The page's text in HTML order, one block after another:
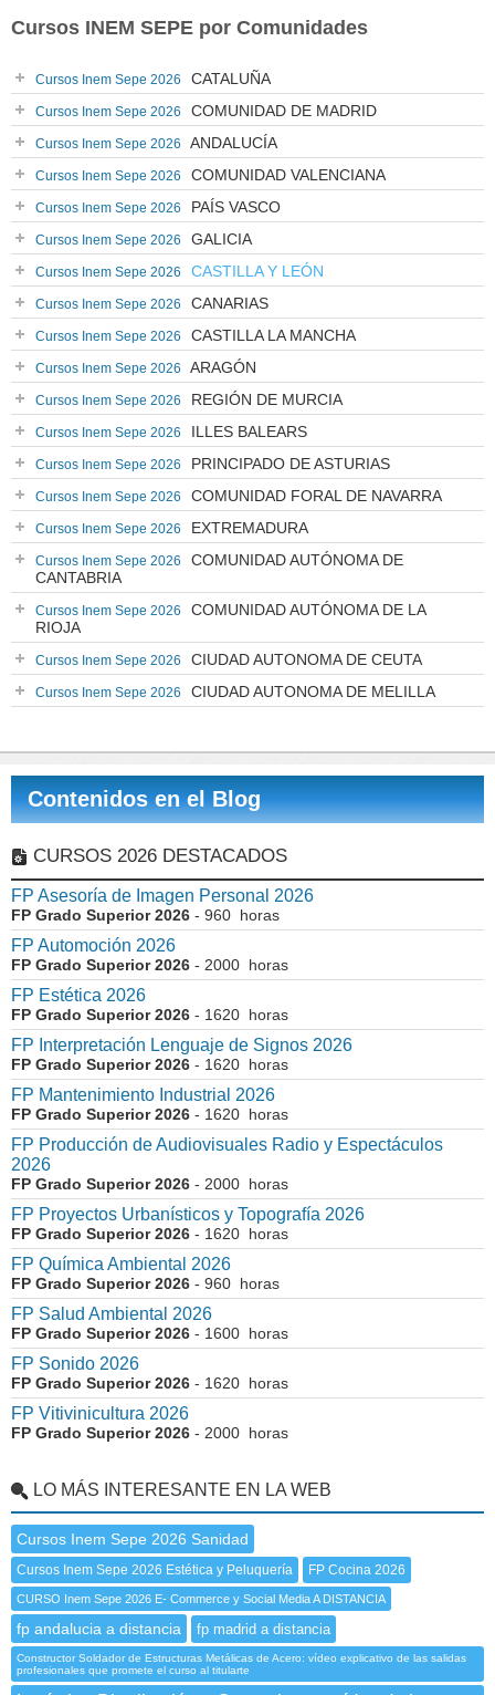
Cursos INEM SEPE por Comunidades
Cursos Inem Sepe 2026 CATALUÑA
Cursos Inem Sepe 2026 COMUNIDAD DE MADRID
Cursos Inem Sepe 2026 ANDALUCÍA
Cursos Inem Sepe 2026 COMUNIDAD VALENCIANA
Cursos Inem Sepe 2026 PAÍS VASCO
Cursos Inem Sepe 2026 GALICIA
Cursos Inem Sepe 2026 CASTILLA Y LEÓN
Cursos Inem Sepe 2026 CANARIAS
Cursos Inem Sepe 2026 CASTILLA LA MANCHA
Cursos Inem Sepe 2026 ARAGÓN
Cursos Inem Sepe 2026 REGIÓN DE MURCIA
Cursos Inem Sepe 2026 ILLES BALEARS
Cursos Inem Sepe 2026 PRINCIPADO DE ASTURIAS
Cursos Inem Sepe 2026 COMUNIDAD FORAL DE NAVARRA
Cursos Inem Sepe 2026 EXTREMADURA
Cursos Inem Sepe 2026
COMUNIDAD AUTÓNOMA DE
CANTABRIA
Cursos Inem Sepe 2026
COMUNIDAD AUTÓNOMA DE LA
RIOJA
Cursos Inem Sepe 2026 CIUDAD AUTONOMA DE CEUTA
Cursos Inem Sepe 2026 CIUDAD AUTONOMA DE MELILLA
Contenidos en el Blog
CURSOS 2026 DESTACADOS
FP Asesoría de Imagen Personal 2026
FP Grado Superior 2026 - 960 horas
FP Automoción 2026
FP Grado Superior 2026 - 2000 horas
FP Estética 2026
FP Grado Superior 2026 - 1620 horas
FP Interpretación Lenguaje de Signos 2026
FP Grado Superior 2026 - 1620 horas
FP Mantenimiento Industrial 2026
FP Grado Superior 2026 - 1620 horas
FP Producción de Audiovisuales Radio y Espectáculos
2026
FP Grado Superior 2026 - 2000 horas
FP Proyectos Urbanísticos y Topografía 2026
FP Grado Superior 2026 - 1620 horas
FP Química Ambiental 2026
FP Grado Superior 2026 - 960 horas
FP Salud Ambiental 2026
FP Grado Superior 2026 - 1600 horas
FP Sonido 2026
FP Grado Superior 2026 - 1620 horas
FP Vitivinicultura 2026
FP Grado Superior 2026 - 2000 horas
LO MÁS INTERESANTE EN LA WEB
Cursos Inem Sepe 2026 Sanidad
Cursos Inem Sepe 2026 Estética y Peluquería FP Cocina 2026
CURSO Inem Sepe 2026 E- Commerce y Social Media A DISTANCIA
fp andalucia a distancia fp madrid a distancia
Constructor Soldador de Estructuras Metálicas de Acero: vídeo explicativo de las salidas
profesionales que promete el curso al titularte